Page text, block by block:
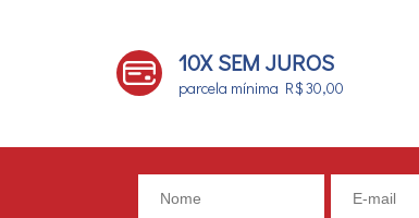
10X SEM JUROS
parcela mínima R$ 30,00